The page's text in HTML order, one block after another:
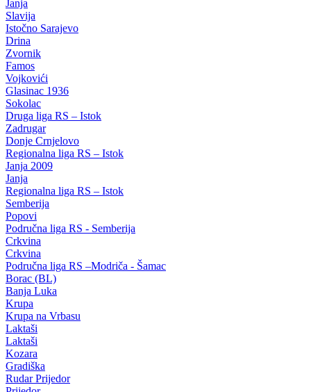
Janja
Slavija
Istočno Sarajevo
Drina
Zvornik
Famos
Vojkovići
Glasinac 1936
Sokolac
Druga liga RS – Istok
Zadrugar
Donje Crnjelovo
Regionalna liga RS – Istok
Janja 2009
Janja
Regionalna liga RS – Istok
Semberija
Popovi
Područna liga RS - Semberija
Crkvina
Crkvina
Područna liga RS –Modriča - Šamac
Borac (BL)
Banja Luka
Krupa
Krupa na Vrbasu
Laktaši
Laktaši
Kozara
Gradiška
Rudar Prijedor